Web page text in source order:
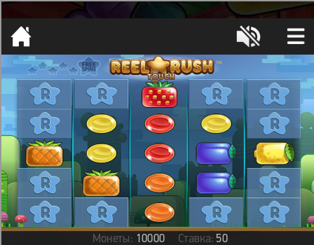
[object HTMLMetaElement]
пополнить счет